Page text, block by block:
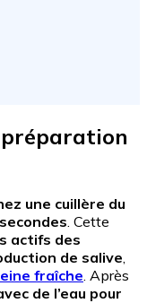
une cuillère du
. Cette
actifs des
de salive
fraîche . Après
de l’eau pour